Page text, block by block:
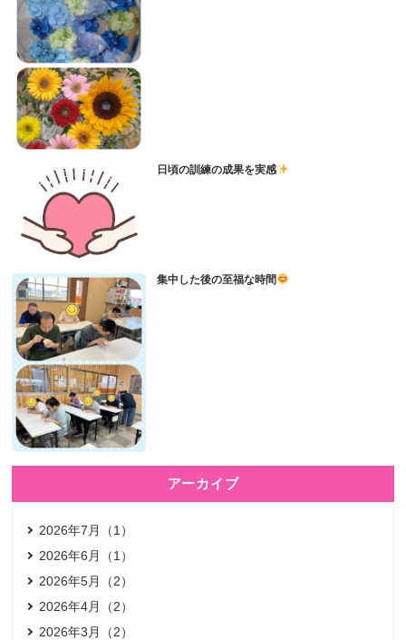
日頃の訓練の成果を実感
集中した後の至福な時間
アーカイブ
2026年7月（1）
2026年6月（1）
2026年5月（2）
2026年4月（2）
2026年3月（2）